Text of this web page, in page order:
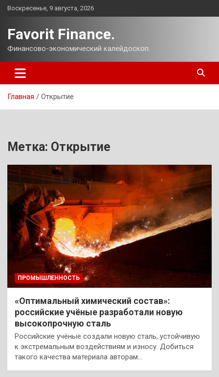
Перейти
Воскресенье, 9 августа, 2026
Favorit Finance.
Финансово-экономический калейдоскоп.
Главная Открытие
Метка: Открытие
ПРОМЫШЛЕННОСТЬ
«Оптимальный химический состав»:
российские учёные разработали новую
высокопрочную сталь
Российские учёные создали новую сталь, устойчивую
к экстремальным воздействиям и износу. Добиться
такого качества материала авторам…